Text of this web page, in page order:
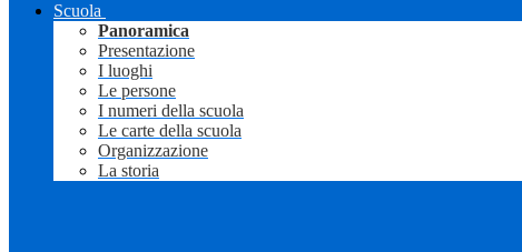
Scuola
Panoramica
Presentazione
I luoghi
Le persone
I numeri della scuola
Le carte della scuola
Organizzazione
La storia